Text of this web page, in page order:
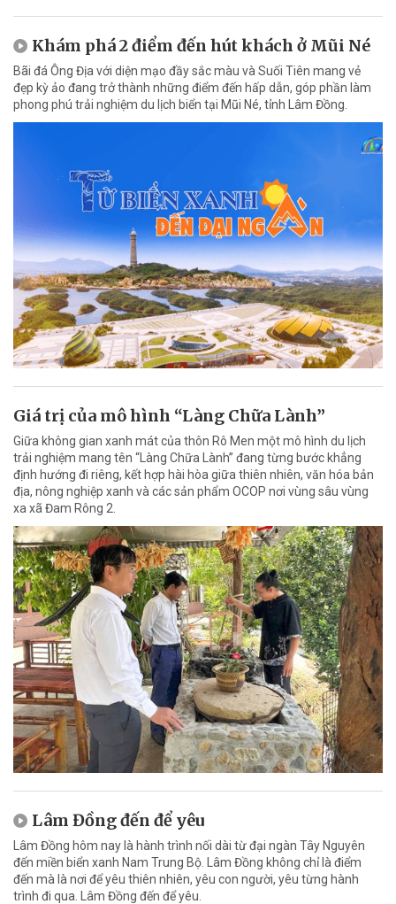
Khám phá 2 điểm đến hút khách ở Mũi Né
Bãi đá Ông Địa với diện mạo đầy sắc màu và Suối Tiên mang vẻ
đẹp kỳ ảo đang trở thành những điểm đến hấp dẫn, góp phần làm
phong phú trải nghiệm du lịch biển tại Mũi Né, tỉnh Lâm Đồng.
Giá trị của mô hình “Làng Chữa Lành”
Giữa không gian xanh mát của thôn Rô Men một mô hình du lịch
trải nghiệm mang tên “Làng Chữa Lành” đang từng bước khẳng
định hướng đi riêng, kết hợp hài hòa giữa thiên nhiên, văn hóa bản
địa, nông nghiệp xanh và các sản phẩm OCOP nơi vùng sâu vùng
xa xã Đam Rông 2.
Lâm Đồng đến để yêu
Lâm Đồng hôm nay là hành trình nối dài từ đại ngàn Tây Nguyên
đến miền biển xanh Nam Trung Bộ. Lâm Đồng không chỉ là điểm
đến mà là nơi để yêu thiên nhiên, yêu con người, yêu từng hành
trình đi qua. Lâm Đồng đến để yêu.